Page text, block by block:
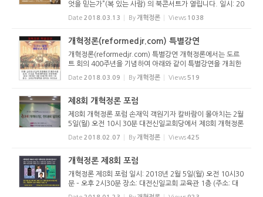
엇을 믿는가”(복 있는 사람) 의 북콘서트가 열립니다. 일시: 20
18년 3월 20일(화) 저녁 7시 장소: 고신총회회관 3층 강의실
(서초구 반포동 58-10) 6시까지 오시면 저녁식사를 함께 하...
Date 2018.03.13 By 개혁정론 Views 1038
개혁정론(reformedjr.com) 특별강연
개혁정론(reformedjr.com) 특별강연 개혁정론에서는 도르
트 회의 400주년을 기념하여 아래와 같이 특별강연을 개최한
다. 주제: 교리와 선교적 관점에서 본 제한속죄 강사: 신호섭
목사(개혁정론 운영위원, 올곧은교회 담임, 고려신학대학원
Date 2018.03.09 By 개혁정론 Views 519
제8회 개혁정론 포럼
제8회 개혁정론 포럼 손재익 객원기자 칼바람이 몰아치는 2월
5일(월) 오전 10시 30분 대전신일교회당에서 제8회 개혁정론
포럼이 열렸다. 개혁정론은 매년 2월과 8월에 포럼을 통해 개
혁정론을 소개하고, 개혁정론 운영위원들과 개혁정론의 독자
Date 2018.02.07 By 개혁정론 Views425
개혁정론 제8회 포럼
개혁정론 제8회 포럼 일시: 2018년 2월 5일(월) 오전 10시30
분 – 오후 2시30분 장소: 대전신일교회 교육관 1층 (주소: 대
전광역시 동구 계족로517번길 14) 주제: 개혁신앙, 현대에 답